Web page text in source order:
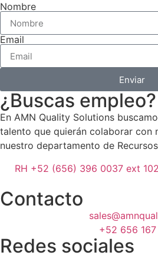
Nombre
Email
Enviar
¿Buscas empleo?
En AMN Quality Solutions
talento que quierán colaborar con
nuestro departamento de
RH +52 (656) 396 0037 ext 102
Contacto
+52 656 167
Redes sociales